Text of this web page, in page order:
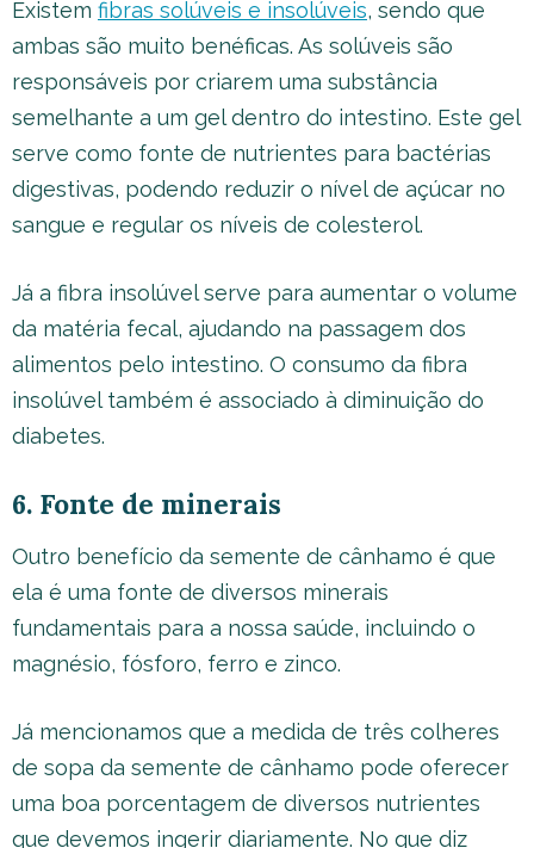
Existem fibras solúveis e insolúveis, sendo que
ambas são muito benéficas. As solúveis são
responsáveis por criarem uma substância
semelhante a um gel dentro do intestino. Este gel
serve como fonte de nutrientes para bactérias
digestivas, podendo reduzir o nível de açúcar no
sangue e regular os níveis de colesterol.
Já a fibra insolúvel serve para aumentar o volume
da matéria fecal, ajudando na passagem dos
alimentos pelo intestino. O consumo da fibra
insolúvel também é associado à diminuição do
diabetes.
6. Fonte de minerais
Outro benefício da semente de cânhamo é que
ela é uma fonte de diversos minerais
fundamentais para a nossa saúde, incluindo o
magnésio, fósforo, ferro e zinco.
Já mencionamos que a medida de três colheres
de sopa da semente de cânhamo pode oferecer
uma boa porcentagem de diversos nutrientes
que devemos ingerir diariamente. No que diz